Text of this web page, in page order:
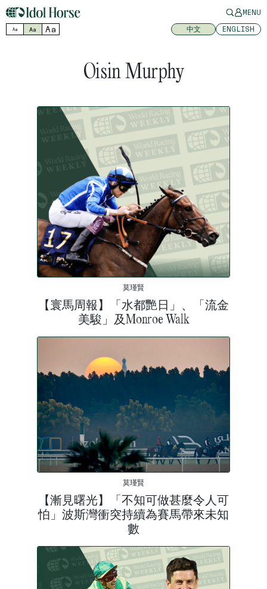
MENU
Aa Aa Aa 中文 ENGLISH
Oisin Murphy
莫瑾賢
【寰馬周報】「水都艷日」、「流金
美駿」及Monroe Walk
莫瑾賢
【漸見曙光】「不知可做甚麼令人可
怕」波斯灣衝突持續為賽馬帶來未知
數